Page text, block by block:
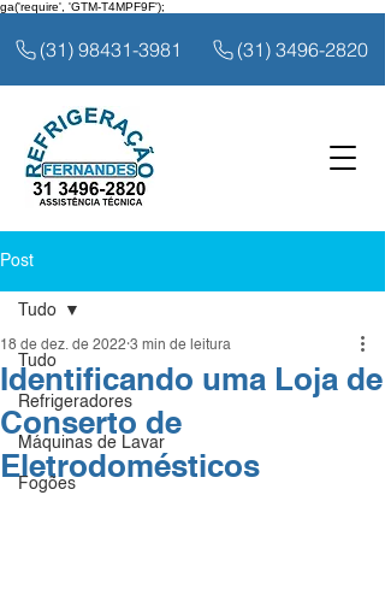
ga('require', 'GTM-T4MPF9F');
(31) 98431-3981 (31) 3496-2820
Post
Tudo
Refrigeradores
Máquinas de Lavar
Fogões
Tudo
Identificando uma Loja de
Conserto de
Eletrodomésticos
18 de dez. de 2022 3 min de leitura